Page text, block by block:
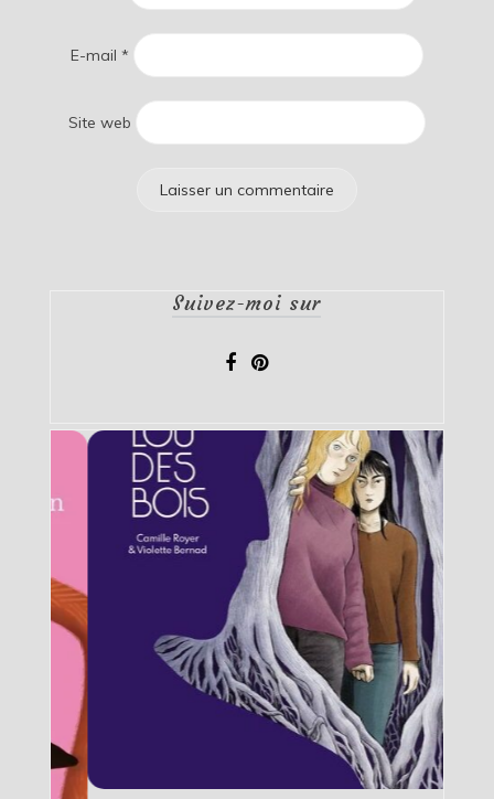
E-mail *
Site web
Suivez-moi sur